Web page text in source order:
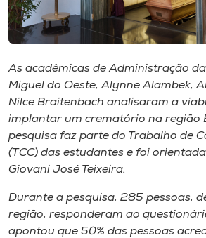
Museu
Unoesc
Store
Selecione
o idioma
A+
As acadêmicas de Administração
Miguel do Oeste, Alynne Alambek,
Nilce Braitenbach analisaram a
implantar um crematório na região
pesquisa faz parte do Trabalho de
(TCC) das estudantes e foi
Giovani José Teixeira.
Durante a pesquisa, 285 pessoas,
região, responderam ao
apontou que 50% das pessoas